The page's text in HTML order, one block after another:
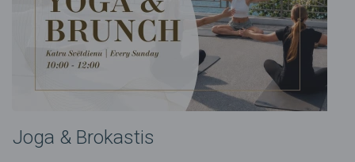
Joga & Brokastis